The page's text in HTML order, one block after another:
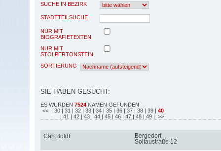
SUCHE IN BEZIRK
STADTTEILSUCHE
NUR MIT
BIOGRAFIETEXTEN
NUR MIT
STOLPERTONSTEIN
SORTIERUNG
SIE HABEN GESUCHT:
ES WURDEN 7524 NAMEN GEFUNDEN
<< | 30 | 31 | 32 | 33 | 34 | 35 | 36 | 37 | 38 | 39 | 40
| 41 | 42 | 43 | 44 | 45 | 46 | 47 | 48 | 49 | >>
Carl Boldt
Bergedorf
Soltaustraße 12